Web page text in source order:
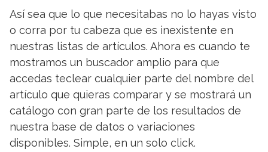
Así sea que lo que necesitabas no lo hayas visto
o corra por tu cabeza que es inexistente en
nuestras listas de artículos. Ahora es cuando te
mostramos un buscador amplio para que
accedas teclear cualquier parte del nombre del
artículo que quieras comparar y se mostrará un
catálogo con gran parte de los resultados de
nuestra base de datos o variaciones
disponibles. Simple, en un solo click.